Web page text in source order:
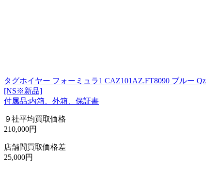
タグホイヤー フォーミュラ1 CAZ101AZ.FT8090 ブルー Qz
[NS※新品]
付属品:内箱、外箱、保証書
９社平均買取価格
210,000円
店舗間買取価格差
25,000円